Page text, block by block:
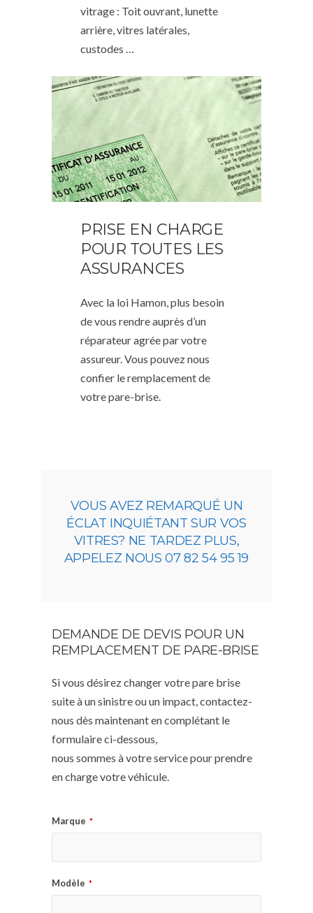
vitrage : Toit ouvrant, lunette
arrière, vitres latérales,
custodes …
PRISE EN CHARGE
POUR TOUTES LES
ASSURANCES
Avec la loi Hamon, plus besoin
de vous rendre auprès d’un
réparateur agrée par votre
assureur. Vous pouvez nous
confier le remplacement de
votre pare-brise.
VOUS AVEZ REMARQUÉ UN
ÉCLAT INQUIÉTANT SUR VOS
VITRES? NE TARDEZ PLUS,
APPELEZ NOUS 07 82 54 95 19
DEMANDE DE DEVIS POUR UN
REMPLACEMENT DE PARE-BRISE
Si vous désirez changer votre pare brise
suite à un sinistre ou un impact, contactez-
nous dès maintenant en complétant le
formulaire ci-dessous,
nous sommes à votre service pour prendre
en charge votre véhicule.
Marque *
Modèle *